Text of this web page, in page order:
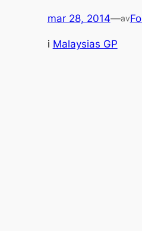
mar 28, 2014—av
i Malaysias GP